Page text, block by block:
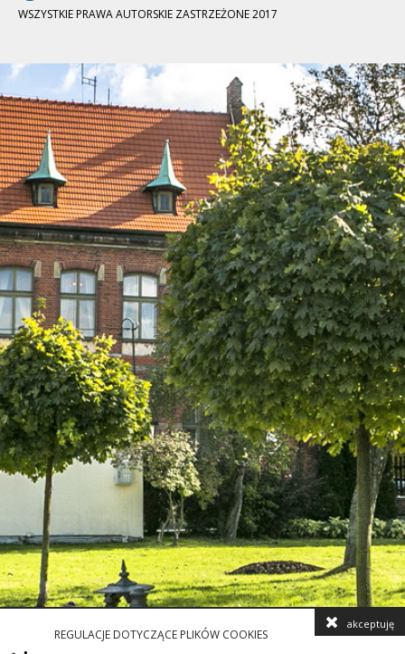
WSZYSTKIE PRAWA AUTORSKIE ZASTRZEŻONE 2017
REGULACJE DOTYCZĄCE PLIKÓW COOKIES
akceptuję